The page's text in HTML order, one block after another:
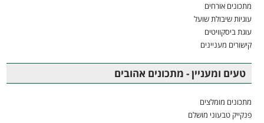
מתכונים אורחים
עוגיות שיבולת שועל
עוגת ביסקוויטים
קישורים מעניינים
טעים ומעניין - מתכונים אהובים
מתכונים מומלצים
פנקייק טבעוני מושלם